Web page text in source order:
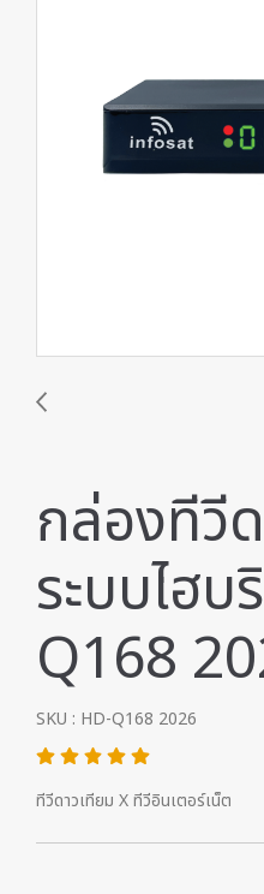
กล่องทีวี
ระบบไฮ
Q168
SKU : HD-Q168 2026
ทีวีดาวเทียม X ทีวีอินเตอร์เน็ต